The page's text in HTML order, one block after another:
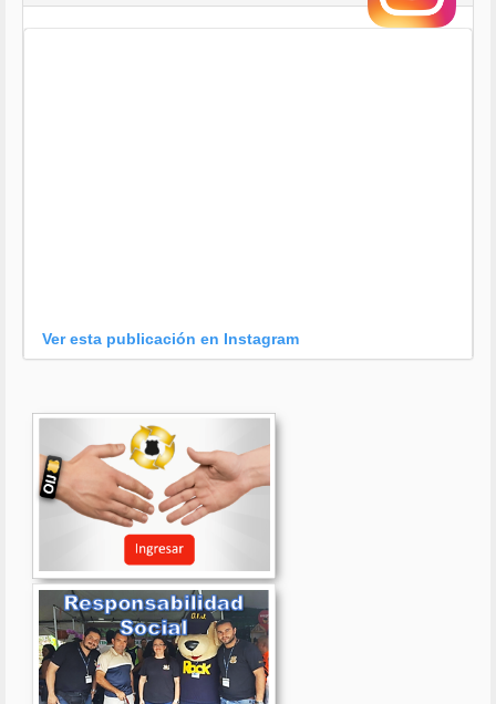
Ver esta publicación en Instagram